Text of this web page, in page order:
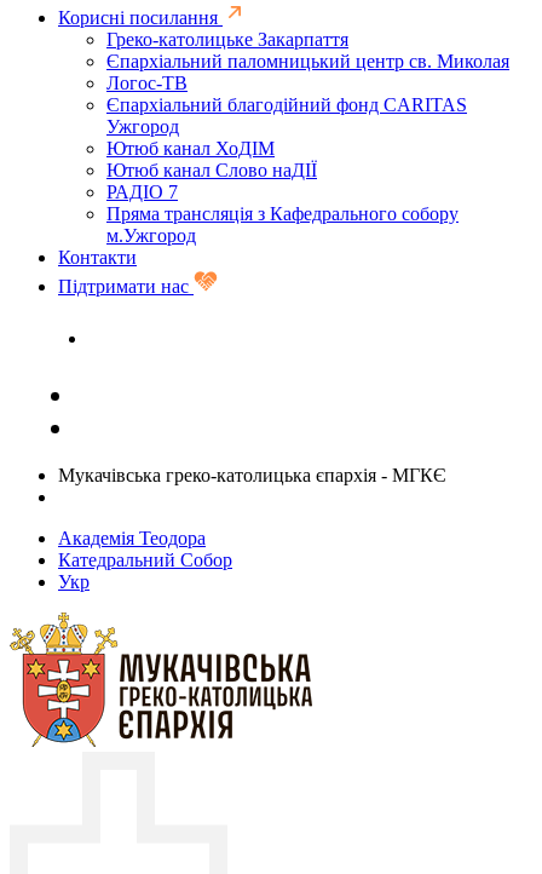
Корисні посилання
Греко-католицьке Закарпаття
Єпархіальний паломницький центр св. Миколая
Логос-ТВ
Єпархіальний благодійний фонд CARITAS
Ужгород
Ютюб канал ХоДІМ
Ютюб канал Слово наДІЇ
РАДІО 7
Пряма трансляція з Кафедрального собору
м.Ужгород
Контакти
Підтримати нас
Мукачівська греко-католицька єпархія - МГКЄ
Академія Теодора
Катедральний Собор
Укр